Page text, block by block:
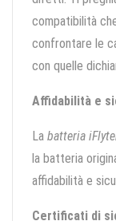
compatibilità
confrontare le
con quelle
Affidabilità e
La batteria
la batteria
affidabilità e
Certificati di